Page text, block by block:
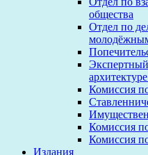
общества
Отдел по
Экспертный
Комиссия
Комиссия
Комиссия
Издания